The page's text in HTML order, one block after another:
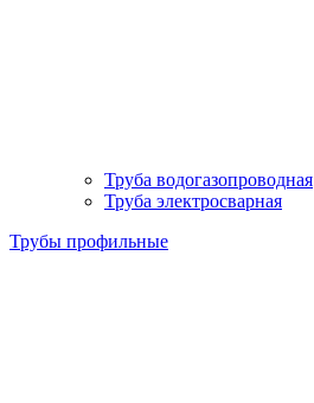
Труба водогазопроводная
Труба электросварная
Трубы профильные